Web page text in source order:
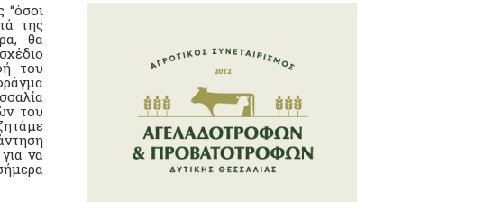
“όσοι
της
θα
του
του
να